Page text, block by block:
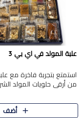
علبة المولد في اي بي 3
من أرقى حلويات المولد
تجمع بين الأصناف
والاختيارات الغنية بالم..
أضف